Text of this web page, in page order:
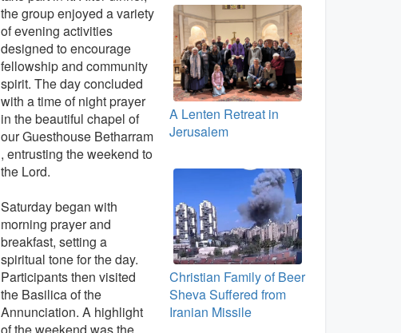
the group enjoyed a variety
of evening activities
designed to encourage
fellowship and community
spirit. The day concluded
with a time of night prayer
in the beautiful chapel of
our Guesthouse Betharram
, entrusting the weekend to
the Lord.
Saturday began with
morning prayer and
breakfast, setting a
spiritual tone for the day.
Participants then visited
the Basilica of the
Annunciation. A highlight
A Lenten Retreat in
Jerusalem
Christian Family of Beer
Sheva Suffered from
Iranian Missile